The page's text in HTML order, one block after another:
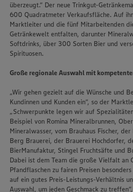
überzeugt.“ Der neue Trinkgut-
600 Quadratmeter Verkaufsfläche. Auf
Marktleiter und die fünf Mitarbeitenden
Getränkewelt entfalten, darunter
Softdrinks, über 300 Sorten Bier und
Spirituosen.
Große regionale Auswahl mit
„Wir gehen gezielt auf die Wünsche und
Kundinnen und Kunden ein“, so der
„Schwerpunkte legen wir auf
Beispiel von Romina Mineralbrunnen,
Mineralwasser, vom Brauhaus Fischer,
Berg Brauerei, der Brauerei Hochdorfer,
BierManufaktur, Stingel Fruchtsäfte und
Dabei ist dem Team die große Vielfalt an
Pfandflaschen zu fairen Preisen
auf ein gutes Preis-Leistungs-Verhältnis
Auswahl, um jeden Geschmack zu